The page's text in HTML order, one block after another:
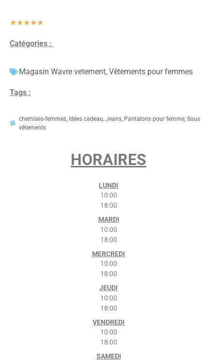
★★★★★
Catégories :
Magasin Wavre vetement, Vêtements pour femmes
Tags :
chemises-femmes, Idées cadeau, Jeans, Pantalons pour femme, Sous
vêtements
HORAIRES
LUNDI
10:00
18:00
MARDI
10:00
18:00
MERCREDI
10:00
18:00
JEUDI
10:00
18:00
VENDREDI
10:00
18:00
SAMEDI